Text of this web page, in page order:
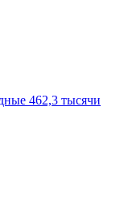
462,3 тысячи